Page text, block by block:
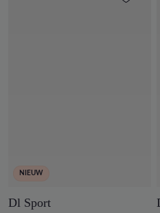
NIEUW
Dl Sport